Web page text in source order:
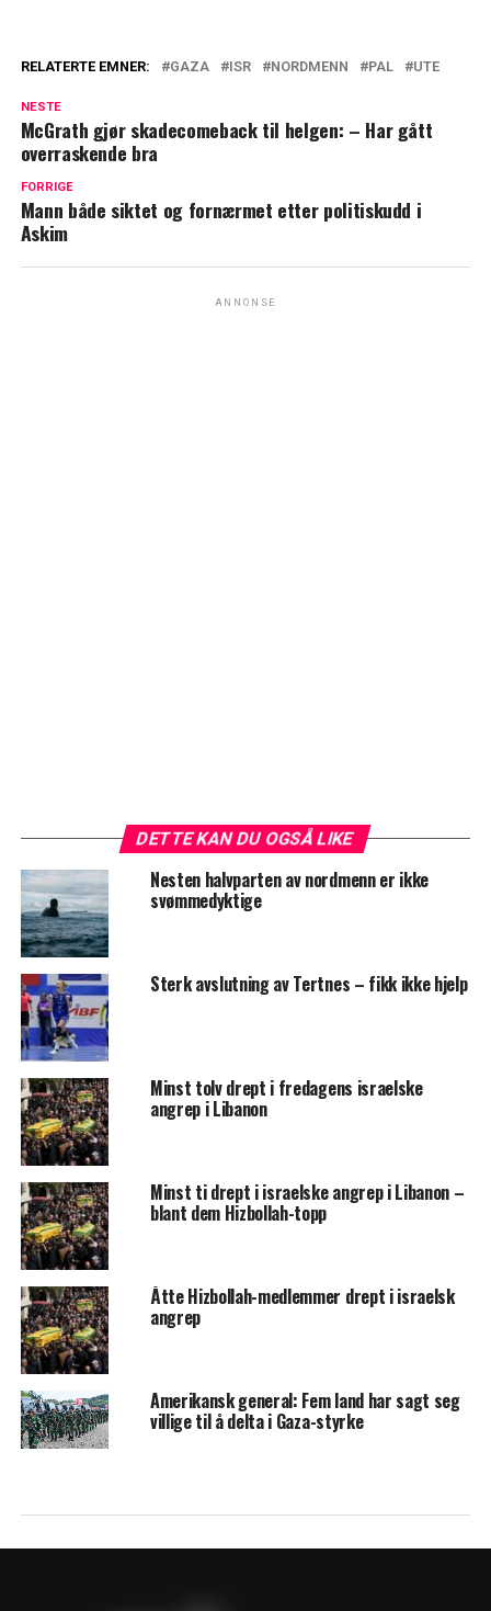
RELATERTE EMNER: GAZA ISR NORDMENN PAL UTE
NESTE
McGrath gjør skadecomeback til helgen: – Har gått
overraskende bra
FORRIGE
Mann både siktet og fornærmet etter politiskudd i
Askim
ANNONSE
DETTE KAN DU OGSÅ LIKE
Nesten halvparten av nordmenn er ikke
svømmedyktige
Sterk avslutning av Tertnes – fikk ikke hjelp
Minst tolv drept i fredagens israelske
angrep i Libanon
Minst ti drept i israelske angrep i Libanon –
blant dem Hizbollah-topp
Åtte Hizbollah-medlemmer drept i israelsk
angrep
Amerikansk general: Fem land har sagt seg
villige til å delta i Gaza-styrke